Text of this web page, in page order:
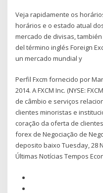
Veja rapidamente os
horários e o estado atual
mercado de divisas,
del término inglés Foreign
un mercado mundial y
Perfil Fxcm fornecido por
2014. A FXCM Inc. (NYSE:
de câmbio e serviços
clientes minoristas e
coração da oferta de
forex de Negociação de
deposito baixo Tuesday, 28
Últimas Notícias Tempos